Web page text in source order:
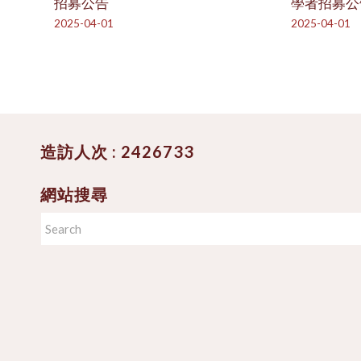
招募公告
2025-04-01
學者招募
2025-04-01
造訪人次 : 2426733
網站搜尋